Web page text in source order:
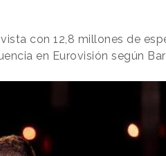
con 12,8 millones de
en Eurovisión según